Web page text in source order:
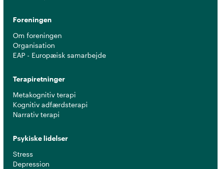
Foreningen
Om foreningen
Organisation
EAP - Europæisk samarbejde
Terapiretninger
Metakognitiv terapi
Kognitiv adfærdsterapi
Narrativ terapi
Psykiske lidelser
Stress
Depression